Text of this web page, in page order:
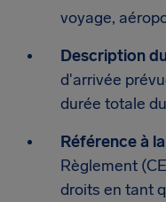
voyage,
Description
d'arrivée
durée totale
Référence à
Règlement
droits en tant